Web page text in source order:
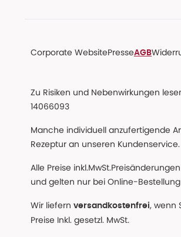
Corporate WebsitePresseAGB
Zu Risiken und Nebenwirkungen
14066093
Manche individuell anzufertigende
Rezeptur an unseren Kundenservice.
Alle Preise
und gelten nur bei Online-
Wir liefern versandkostenfrei, wenn
Preise Inkl. gesetzl. MwSt.